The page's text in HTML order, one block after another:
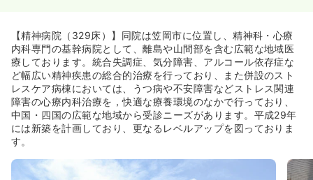
【精神病院（329床）】同院は笠岡市に位置し、精神科・心療
内科専門の基幹病院として、離島や山間部を含む広範な地域医
療しております。統合失調症、気分障害、アルコール依存症な
ど幅広い精神疾患の総合的治療を行っており、また併設のスト
レスケア病棟においては、うつ病や不安障害などストレス関連
障害の心療内科治療を，快適な療養環境のなかで行っており、
中国・四国の広範な地域から受診ニーズがあります。平成29年
には新築を計画しており、更なるレベルアップを図っておりま
す。